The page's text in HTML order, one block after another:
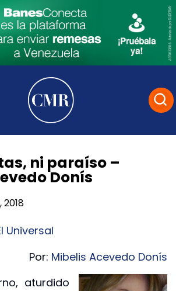
ni paraíso –
Donís
2018
Universal
Por: Mibelis Acevedo Donís
aturdido